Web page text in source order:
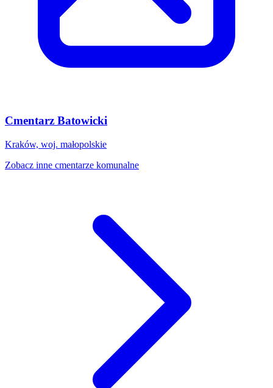
Cmentarz Batowicki
Kraków, woj. małopolskie
Zobacz inne cmentarze komunalne